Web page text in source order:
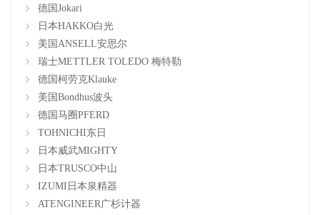
德国Jokari
日本HAKKO白光
美国ANSELL安思尔
瑞士METTLER TOLEDO 梅特勒
德国柯劳克Klauke
美国Bondhus波头
德国马圈PFERD
TOHNICHI东日
日本威武MIGHTY
日本TRUSCO中山
IZUMI日本泉精器
ATENGINEER广杉计器